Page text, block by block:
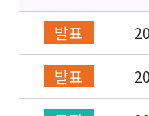
발표
발표